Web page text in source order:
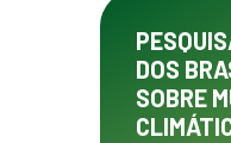
DOS
SOBRE